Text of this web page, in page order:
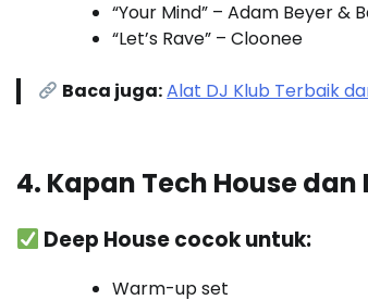
“Your Mind” – Adam Beyer &
“Let’s Rave” – Cloonee
Baca juga:Alat DJ Klub Terbaik
4. Kapan Tech House
Deep House cocok untuk:
Warm-up set